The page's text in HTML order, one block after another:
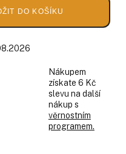
DO KOŠÍKU
Nákupem
získate 6 Kč
slevu na další
nákup s
věrnostním
programem.